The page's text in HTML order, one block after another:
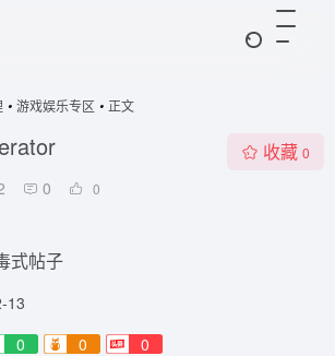
• 游戏娱乐专区 • 正文
0 0
收藏 0
式帖子
13
0 0 0